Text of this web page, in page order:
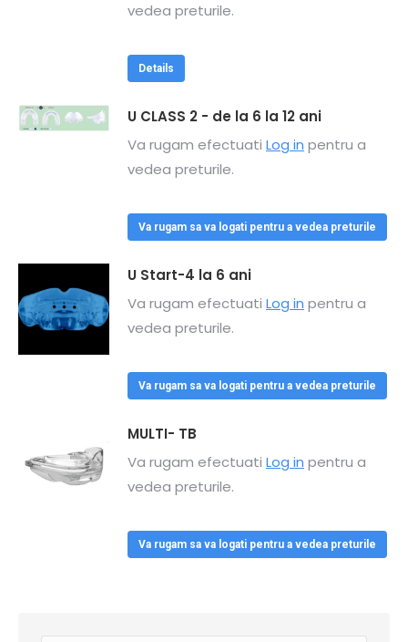
vedea preturile.
Details
U CLASS 2 - de la 6 la 12 ani
Va rugam efectuati Log in pentru a
vedea preturile.
Va rugam sa va logati pentru a vedea preturile
U Start-4 la 6 ani
Va rugam efectuati Log in pentru a
vedea preturile.
Va rugam sa va logati pentru a vedea preturile
MULTI- TB
Va rugam efectuati Log in pentru a
vedea preturile.
Va rugam sa va logati pentru a vedea preturile